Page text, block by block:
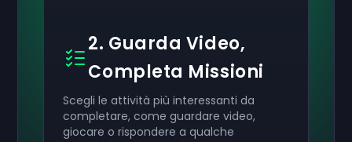
2. Guarda Video,
Completa Missioni
Scegli le attività più interessanti da
completare, come guardare video,
giocare o rispondere a qualche